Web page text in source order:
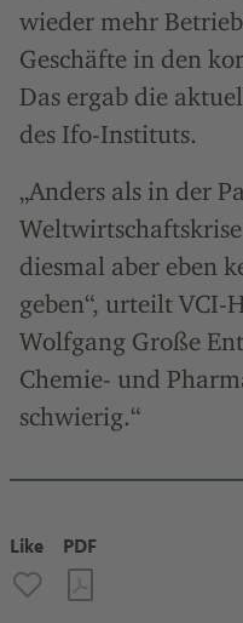
wieder mehr
Geschäfte in den
Das ergab die
des Ifo-Instituts.
„Anders als in der
diesmal aber eben
geben“, urteilt VCI-
Wolfgang Große
Chemie- und
schwierig.“
Like PDF